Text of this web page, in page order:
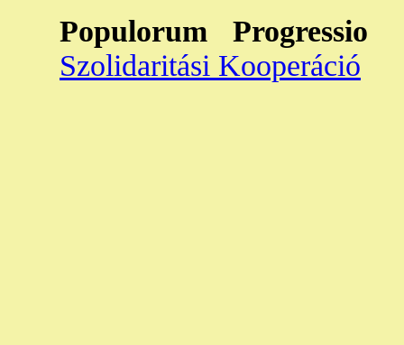
Populorum Progressio
Szolidaritási Kooperáció